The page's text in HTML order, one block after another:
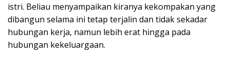
istri. Beliau menyampaikan kiranya kekompakan yang
dibangun selama ini tetap terjalin dan tidak sekadar
hubungan kerja, namun lebih erat hingga pada
hubungan kekeluargaan.